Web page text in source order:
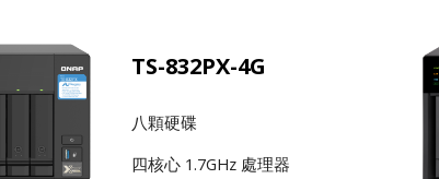
TS-832PX-4G
八顆硬碟
四核心 1.7GHz 處理器